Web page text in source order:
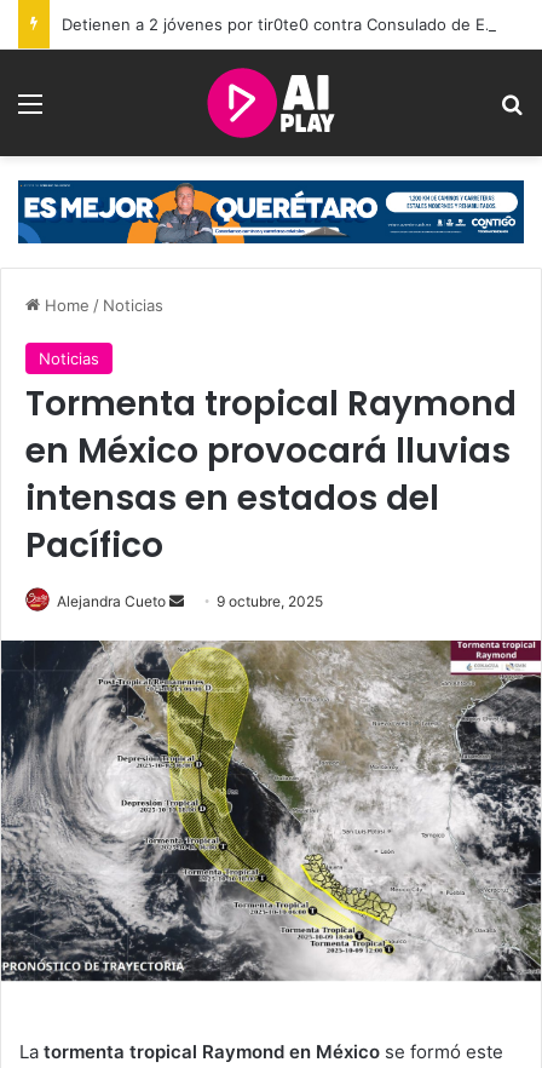
Detienen a 2 jóvenes por tir0te0 contra Consulado de EU en Toronto; investigan reclutamiento por apps
Menu
Home / Noticias
Noticias
Tormenta tropical Raymond
en México provocará lluvias
intensas en estados del
Pacífico
Alejandra Cueto
Send
email
9 octubre, 2025
La tormenta tropical Raymond en México se formó este